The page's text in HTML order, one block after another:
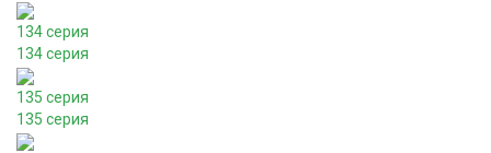
134 серия
134 серия
135 серия
135 серия